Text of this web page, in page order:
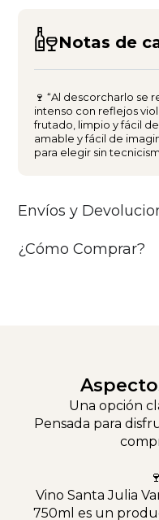
Envíos y
¿Cómo Comprar?
Notas de
🍷 “Al descorcharlo se
intenso con reflejos
frutado, limpio y fácil
amable y fácil de
para elegir sin
Una opción
Pensada para
🍷
Vino Santa Julia
750ml es un